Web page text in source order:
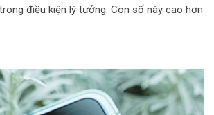
điều kiện lý tưởng. Con số này cao hơn